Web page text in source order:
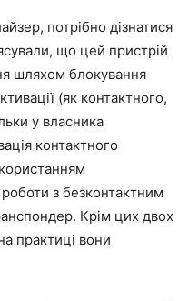
потрібно дізнатися
що цей пристрій
шляхом блокування
(як контактного,
у власника
контактного
з безконтактним
Крім цих двох
практиці вони